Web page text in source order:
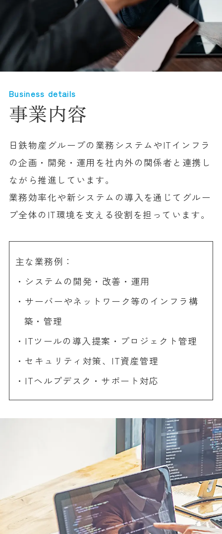
Business details
事業内容
日鉄物産グループの業務システムやITインフラ
の企画・開発・運用を社内外の関係者と連携し
ながら推進しています。
業務効率化や新システムの導入を通じてグルー
プ全体のIT環境を支える役割を担っています。
主な業務例：
システムの開発・改善・運用
サーバーやネットワーク等のインフラ構
築・管理
ITツールの導入提案・プロジェクト管理
セキュリティ対策、IT資産管理
ITヘルプデスク・サポート対応